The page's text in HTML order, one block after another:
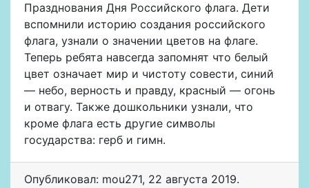
Празднования Дня Российского флага. Дети
вспомнили историю создания российского
флага, узнали о значении цветов на флаге.
Теперь ребята навсегда запомнят что белый
цвет означает мир и чистоту совести, синий
— небо, верность и правду, красный — огонь
и отвагу. Также дошкольники узнали, что
кроме флага есть другие символы
государства: герб и гимн.
Опубликовал: mou271, 22 августа 2019.